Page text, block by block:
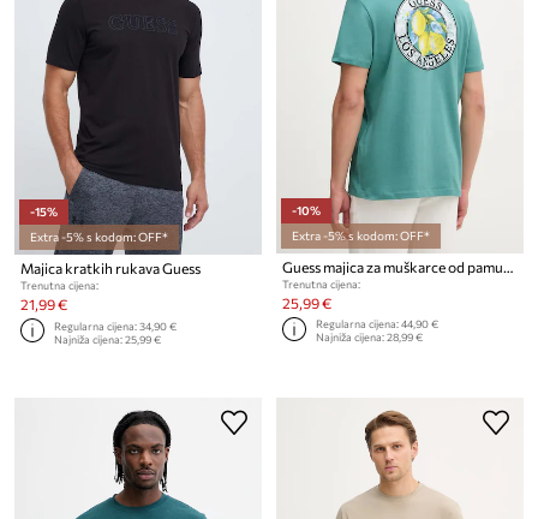
-15%
Extra -5% s kodom: OFF*
Majica kratkih rukava Guess
Trenutna cijena:
21,99 €
Regularna cijena:34,90 €
Najniža cijena:25,99 €
-10%
Extra -5% s kodom: OFF*
Guess majica za muškarce od pamuka
Trenutna cijena:
25,99 €
Regularna cijena:44,90 €
Najniža cijena:28,99 €